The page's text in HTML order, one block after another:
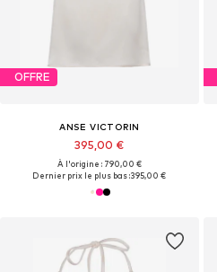
OFFRE
ANSE VICTORIN
395,00 €
À l'origine : 790,00 €
Dernier prix le plus bas :395,00 €